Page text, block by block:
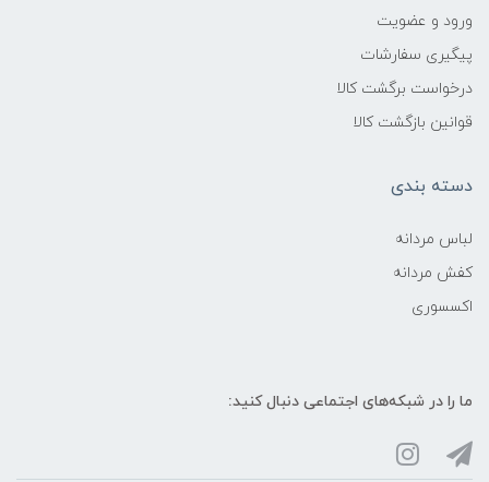
ورود و عضویت
پیگیری سفارشات
درخواست برگشت کالا
قوانین بازگشت کالا
دسته بندی
لباس مردانه
کفش مردانه
اکسسوری
ما را در شبکه‌های اجتماعی دنبال کنید: